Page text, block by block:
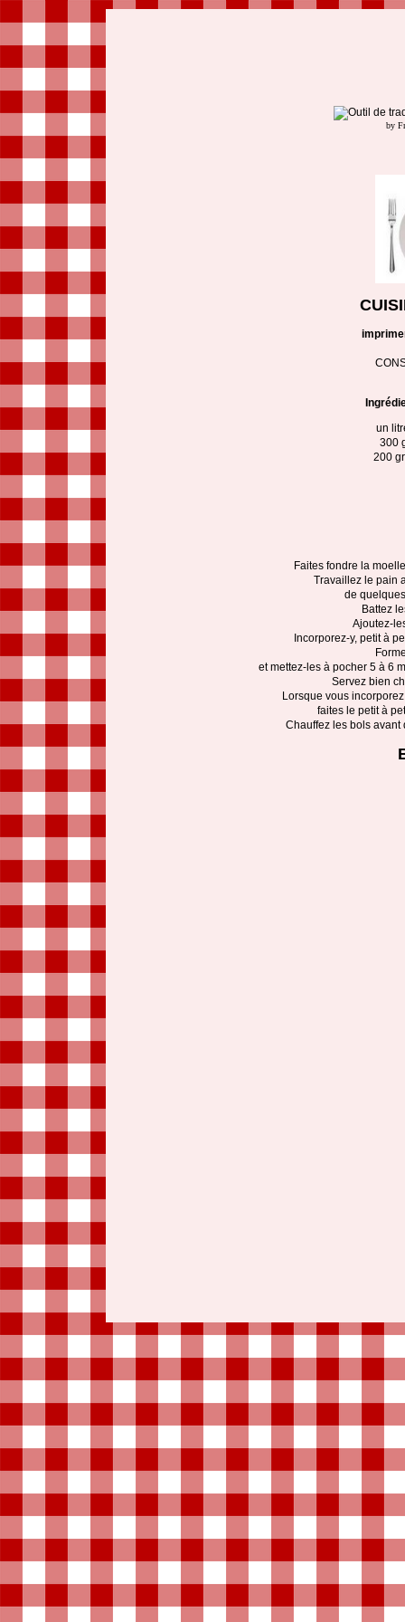
by
un
300
200
Faites fondre la
Travaillez le pain
de
Battez
Ajoutez-
Incorporez-y, petit à
et mettez-les à pocher 5 à 6
Servez bien
Lorsque vous
faites le petit à
Chauffez les bols avant